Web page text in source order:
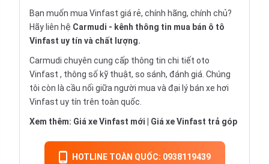
Bạn muốn mua Vinfast giá rẻ, chính hãng, chính chủ?
Hãy liên hệ Carmudi - kênh thông tin mua bán ô tô
Vinfast uy tín và chất lượng.
Carmudi chuyên cung cấp thông tin chi tiết oto
Vinfast , thông số kỹ thuật, so sánh, đánh giá. Chúng
tôi còn là cầu nối giữa người mua và đại lý bán xe hơi
Vinfast uy tín trên toàn quốc.
Xem thêm: Giá xe Vinfast mới Giá xe Vinfast trả góp
HOTLINE TOÀN QUỐC: 0938119439